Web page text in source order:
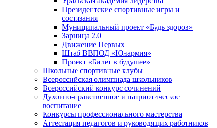
Президентские спортивные игры и
состязания
Муниципальный проект «Будь здоров»
Зарница 2.0
Движение Первых
Штаб ВВПОД «Юнармия»
Проект «Билет в будущее»
Школьные спортивные клубы
Всероссийская олимпиада школьников
Всероссийский конкурс сочинений
Духовно-нравственное и патриотическое
воспитание
Конкурсы профессионального мастерства
Аттестация педагогов и руководящих работников